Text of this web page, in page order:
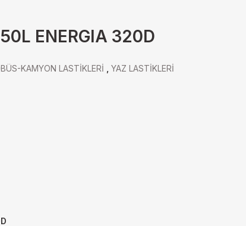
ENERGIA 320D
KAMYON LASTİKLERİ ,YAZ LASTİKLERİ